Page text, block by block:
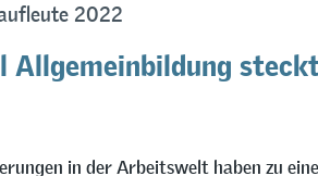
2022
steckt
in der Arbeitswelt haben zu